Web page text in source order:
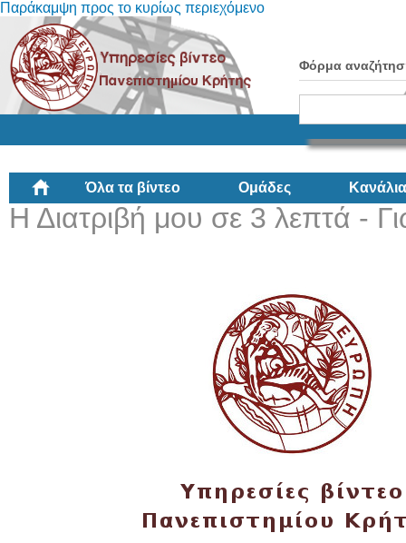
Παράκαμψη προς το κυρίως περιεχόμενο
Φόρμα
Όλα τα βίντεο Ομάδες Κανάλια
Η Διατριβή μου σε 3 λεπτά -